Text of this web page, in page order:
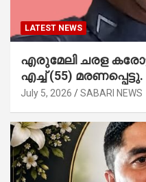
LATEST NEWS
എരുമേലി ചരള
എച്ച് (55) മരണപ്പെട്ടു.
July 5, 2026 SABARI NEWS